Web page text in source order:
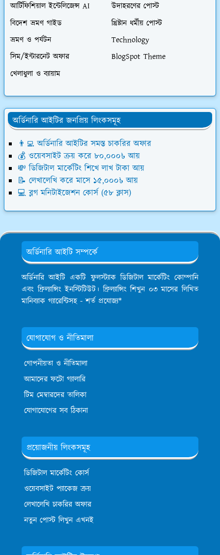
আর্টিফিশিয়াল ইন্টেলিজেন্স AI
উদাহরণের পোস্ট
বিদেশ ভ্রমণ গাইড
খ্রিষ্টান ধর্মীয় পোস্ট
ভ্রমণ ও পর্যটন
Technology
সিম/ইন্টারনেট অফার
BlogSpot Theme
খেলাধুলা ও ব্যায়াম
অর্ডিনারি আইটির জনপ্রিয় লিংকসমূহ
👨‍💻 অর্ডিনারি আইটির সমস্ত চাকরির অফার
💰 ওয়েবসাইট ক্রয় করে ৮০,০০০৳ আয়
💸 ডিজিটাল মার্কেটিং শিখে লাখ টাকা আয়
📝 লেখালেখি করে মাসে ১৫,০০০৳ আয়
💻 ব্লগ মনিটাইজেশন কোর্স (৫৮ ক্লাস)
অর্ডিনারি আইটি সম্পর্কে
অর্ডিনারি আইটি একটি ফুলস্ট্যাক ডিজিটাল মার্কেটিং কোম্পানি
এবং ফ্রিল্যান্সিং ইনস্টিটিউট। ফ্রিল্যান্সিং শিখুন ০৩ মাসের লিখিত
মানিব্যাক গ্যারেন্টিসহ - শর্ত প্রযোজ্য*
যোগাযোগ ও নীতিমালা
গোপনীয়তা ও নীতিমালা
আমাদের ফটো গ্যালারি
টিম মেম্বারদের তালিকা
যোগাযোগের সব ঠিকানা
প্রয়োজনীয় লিংকসমূহ
ডিজিটাল মার্কেটিং কোর্স
ওয়েবসাইট প্যাকেজ ক্রয়
লেখালেখি চাকরির অফার
নতুন পোস্ট লিখুন এখনই